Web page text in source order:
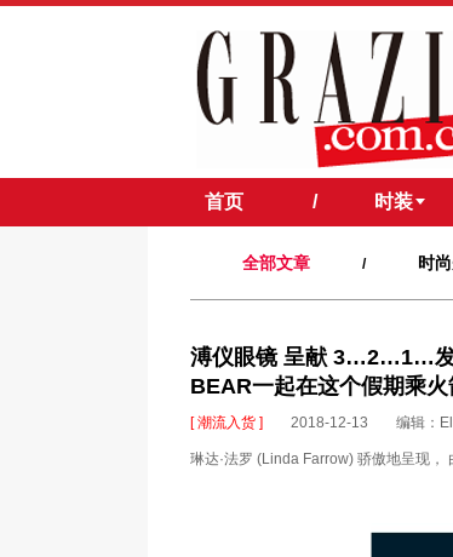
首页 / 时装
全部文章 / 时
溥仪眼镜 呈献 3…2…1…发
BEAR一起在这个假期乘火
[ 潮流入货 ] 2018-12-13 编辑：
琳达·法罗 (Linda Farrow) 骄傲地呈现，